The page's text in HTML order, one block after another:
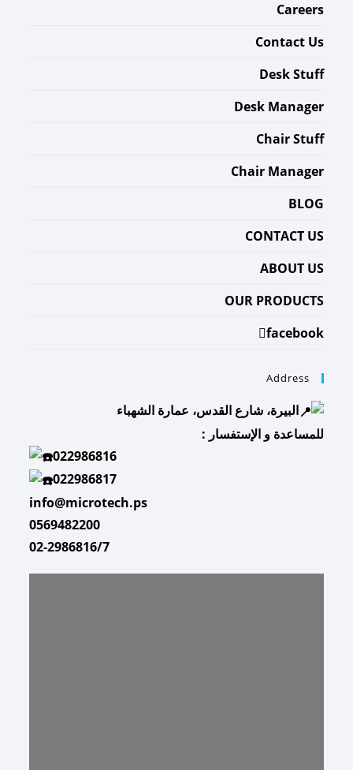
Careers
Contact Us
Desk Stuff
Desk Manager
Chair Stuff
Chair Manager
BLOG
CONTACT US
ABOUT US
OUR PRODUCTS
facebook
Address
البيرة، شارع القدس، عمارة الشهباء
للمساعدة و الإستفسار :
022986816
022986817
info@microtech.ps
0569482200
02-2986816/7